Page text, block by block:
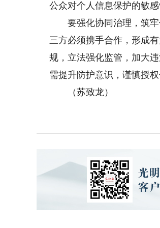
公众对个人信息保护的敏感
要强化协同治理，筑牢
三方必须携手合作，形成
规，立法强化监管，加大
需提升防护意识，谨慎授
（苏致龙）